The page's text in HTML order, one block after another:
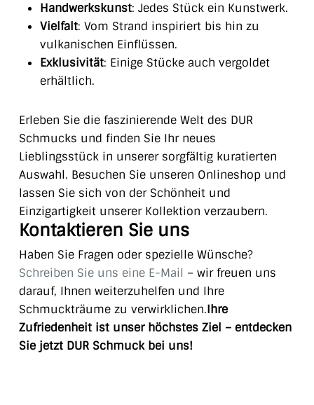
Handwerkskunst: Jedes Stück ein Kunstwerk.
Vielfalt: Vom Strand inspiriert bis hin zu
vulkanischen Einflüssen.
Exklusivität: Einige Stücke auch vergoldet
erhältlich.
Erleben Sie die faszinierende Welt des DUR
Schmucks und finden Sie Ihr neues
Lieblingsstück in unserer sorgfältig kuratierten
Auswahl. Besuchen Sie unseren Onlineshop und
lassen Sie sich von der Schönheit und
Einzigartigkeit unserer Kollektion verzaubern.
Kontaktieren Sie uns
Haben Sie Fragen oder spezielle Wünsche?
Schreiben Sie uns eine E-Mail – wir freuen uns
darauf, Ihnen weiterzuhelfen und Ihre
Schmuckträume zu verwirklichen.Ihre
Zufriedenheit ist unser höchstes Ziel – entdecken
Sie jetzt DUR Schmuck bei uns!